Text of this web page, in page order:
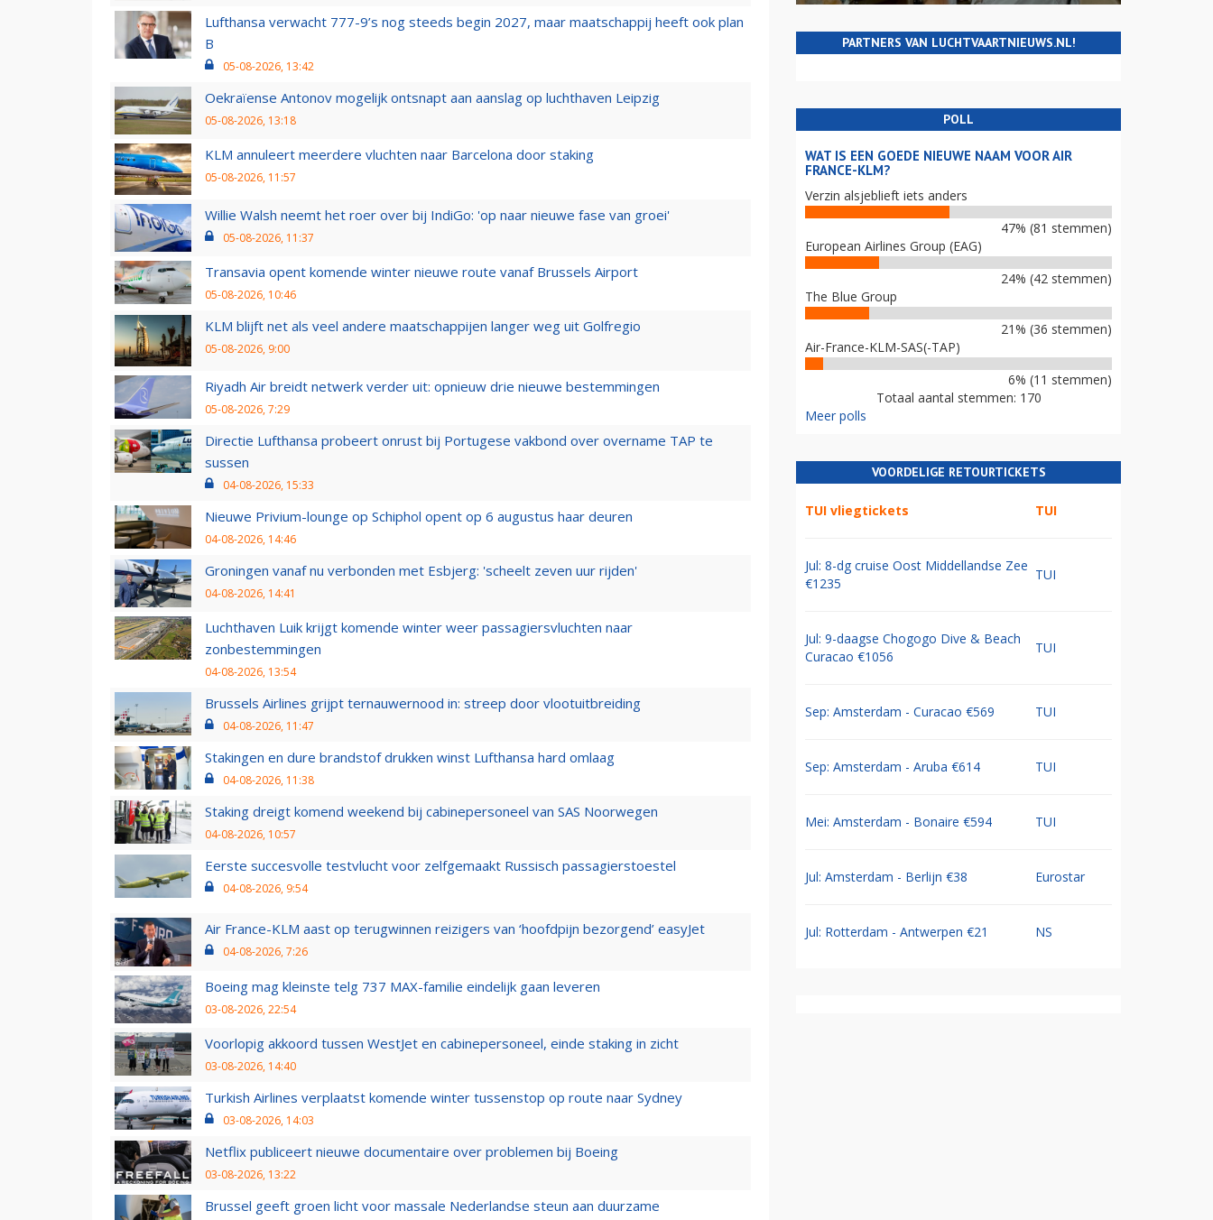
Lufthansa verwacht 777-9’s nog steeds begin 2027, maar maatschappij heeft ook plan
B
05-08-2026, 13:42
Oekraïense Antonov mogelijk ontsnapt aan aanslag op luchthaven Leipzig
05-08-2026, 13:18
KLM annuleert meerdere vluchten naar Barcelona door staking
05-08-2026, 11:57
Willie Walsh neemt het roer over bij IndiGo: 'op naar nieuwe fase van groei'
05-08-2026, 11:37
Transavia opent komende winter nieuwe route vanaf Brussels Airport
05-08-2026, 10:46
KLM blijft net als veel andere maatschappijen langer weg uit Golfregio
05-08-2026, 9:00
Riyadh Air breidt netwerk verder uit: opnieuw drie nieuwe bestemmingen
05-08-2026, 7:29
Directie Lufthansa probeert onrust bij Portugese vakbond over overname TAP te
sussen
04-08-2026, 15:33
Nieuwe Privium-lounge op Schiphol opent op 6 augustus haar deuren
04-08-2026, 14:46
Groningen vanaf nu verbonden met Esbjerg: 'scheelt zeven uur rijden'
04-08-2026, 14:41
Luchthaven Luik krijgt komende winter weer passagiersvluchten naar
zonbestemmingen
04-08-2026, 13:54
Brussels Airlines grijpt ternauwernood in: streep door vlootuitbreiding
04-08-2026, 11:47
Stakingen en dure brandstof drukken winst Lufthansa hard omlaag
04-08-2026, 11:38
Staking dreigt komend weekend bij cabinepersoneel van SAS Noorwegen
04-08-2026, 10:57
Eerste succesvolle testvlucht voor zelfgemaakt Russisch passagierstoestel
04-08-2026, 9:54
Air France-KLM aast op terugwinnen reizigers van ‘hoofdpijn bezorgend’ easyJet
04-08-2026, 7:26
Boeing mag kleinste telg 737 MAX-familie eindelijk gaan leveren
03-08-2026, 22:54
Voorlopig akkoord tussen WestJet en cabinepersoneel, einde staking in zicht
03-08-2026, 14:40
Turkish Airlines verplaatst komende winter tussenstop op route naar Sydney
03-08-2026, 14:03
Netflix publiceert nieuwe documentaire over problemen bij Boeing
03-08-2026, 13:22
Brussel geeft groen licht voor massale Nederlandse steun aan duurzame
PARTNERS VAN LUCHTVAARTNIEUWS.NL!
POLL
WAT IS EEN GOEDE NIEUWE NAAM VOOR AIR
FRANCE-KLM?
Verzin alsjeblieft iets anders
47% (81 stemmen)
European Airlines Group (EAG)
24% (42 stemmen)
The Blue Group
21% (36 stemmen)
Air-France-KLM-SAS(-TAP)
6% (11 stemmen)
Totaal aantal stemmen: 170
Meer polls
VOORDELIGE RETOURTICKETS
TUI vliegtickets TUI
Jul: 8-dg cruise Oost Middellandse Zee
€1235
TUI
Jul: 9-daagse Chogogo Dive & Beach
Curacao €1056
TUI
Sep: Amsterdam - Curacao €569 TUI
Sep: Amsterdam - Aruba €614 TUI
Mei: Amsterdam - Bonaire €594 TUI
Jul: Amsterdam - Berlijn €38 Eurostar
Jul: Rotterdam - Antwerpen €21 NS